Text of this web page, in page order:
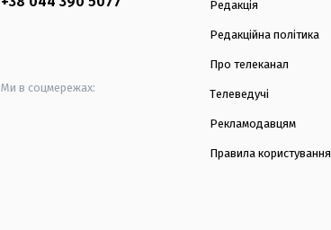
Ми в соцмережах:
Редакція
Редакційна політика
Про телеканал
Телеведучі
Рекламодавцям
Правила користування